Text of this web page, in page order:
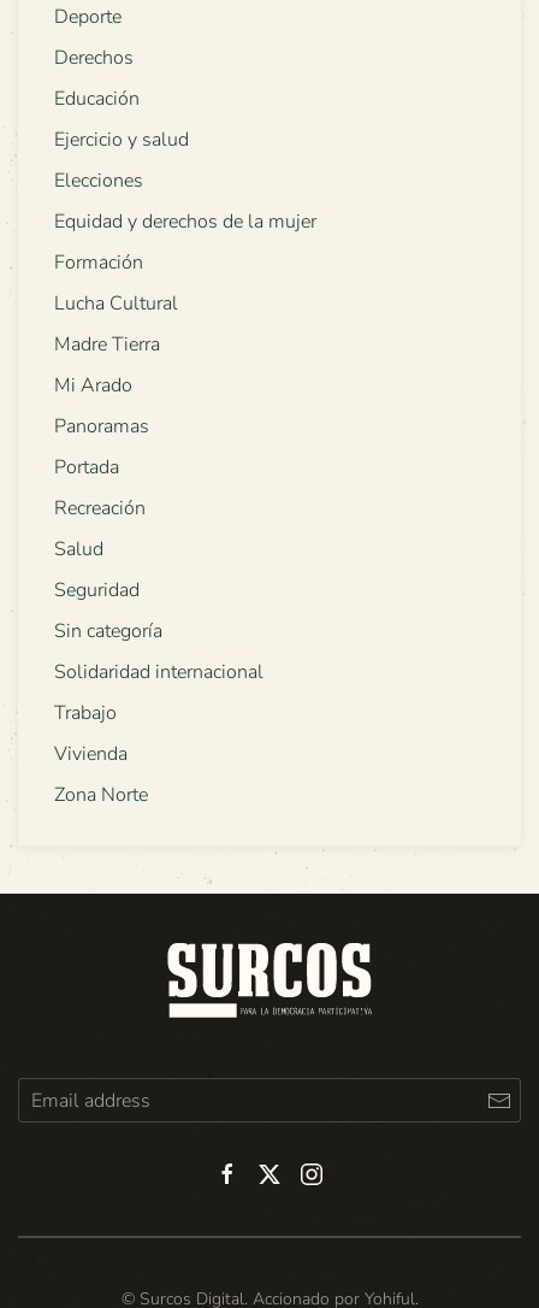
Deporte
Derechos
Educación
Ejercicio y salud
Elecciones
Equidad y derechos de la mujer
Formación
Lucha Cultural
Madre Tierra
Mi Arado
Panoramas
Portada
Recreación
Salud
Seguridad
Sin categoría
Solidaridad internacional
Trabajo
Vivienda
Zona Norte
© Surcos Digital. Accionado por Yohiful.